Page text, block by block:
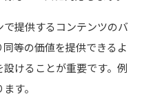
提供するコンテンツのバ
等の価値を提供できるよ
けることが重要です。例
す。